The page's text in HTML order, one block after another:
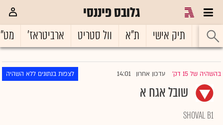
גלובס פיננסי
ראשי תיק אישי ת"א וול סטריט ארביטראז'
בהשהיה של 15 דק' |עדכון אחרון 14:01 לצפות בנתונים ללא השהיה
שובל אגח א
SHOVAL B1